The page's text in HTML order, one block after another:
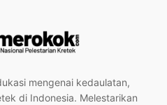
mengenai kedaulatan,
di Indonesia. Melestarikan